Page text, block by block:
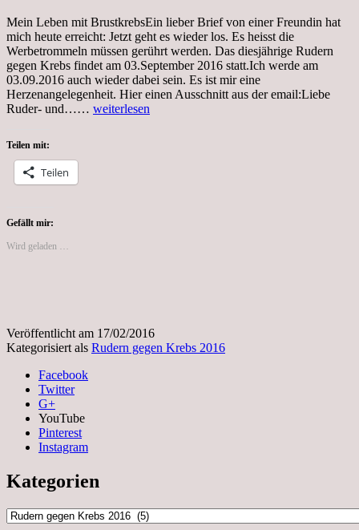
Mein Leben mit BrustkrebsEin lieber Brief von einer Freundin hat
mich heute erreicht: Jetzt geht es wieder los. Es heisst die
Werbetrommeln müssen gerührt werden. Das diesjährige Rudern
gegen Krebs findet am 03.September 2016 statt.Ich werde am
03.09.2016 auch wieder dabei sein. Es ist mir eine
Herzenangelegenheit. Hier einen Ausschnitt aus der email:Liebe
Ruder- und…… Rudern
weiterlesen
Teilen mit:
Teilen
Gefällt mir:
Wird geladen …
Veröffentlicht am 17/02/2016
Kategorisiert als Rudern gegen Krebs 2016
Facebook
Twitter
G+
YouTube
Pinterest
Instagram
Kategorien
Kategorien